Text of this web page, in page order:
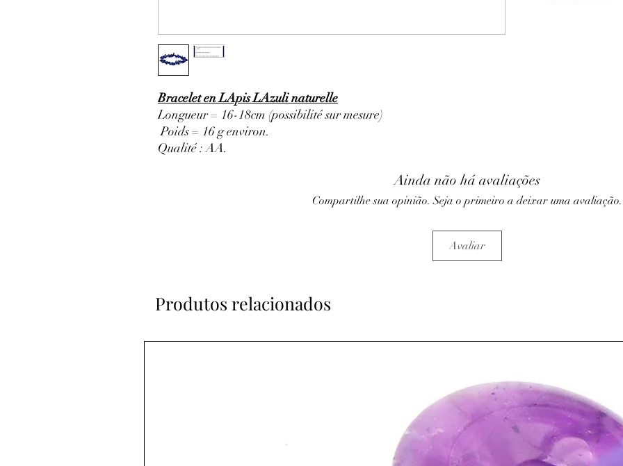
Bracelet en LApis LAzuli naturelle
Longueur = 16-18cm (possibilité sur mesure)
Poids = 16 g environ.
Qualité : AA.
Ainda não há avaliações
Compartilhe sua opinião. Seja o primeiro a deixar uma avaliação.
Avaliar
Produtos relacionados